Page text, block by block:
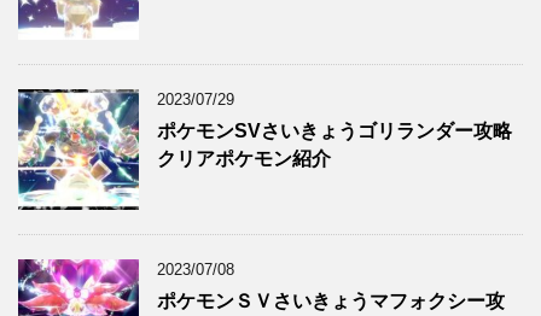
2023/07/29
ポケモンSVさいきょうゴリランダー攻略
クリアポケモン紹介
2023/07/08
ポケモンＳＶさいきょうマフォクシー攻